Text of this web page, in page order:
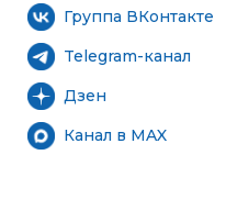
Группа ВКонтакте
Telegram-канал
Дзен
Канал в MAX